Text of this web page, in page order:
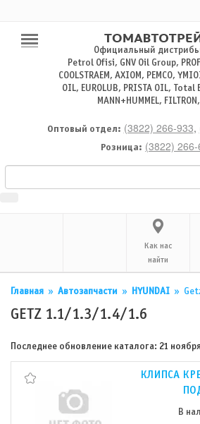
Официальный
Petrol Ofisi, GNV Oil Group,
COOLSTRAEM, AXIOM, PEMCO,
OIL, EUROLUB, PRISTA OIL, Total
MANN+HUMMEL,
Оптовый отдел: (3822) 266-933,
Розница: (3822)
Как нас
найти
Главная » Автозапчасти » HYUNDAI »
GETZ 1.1/1.3/1.4/1.6
Последнее обновление каталога: 21
КЛИПСА
В